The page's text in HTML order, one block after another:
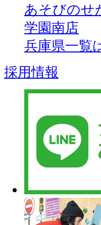
あそびのせ
学園南店
兵庫県一覧
採用情報